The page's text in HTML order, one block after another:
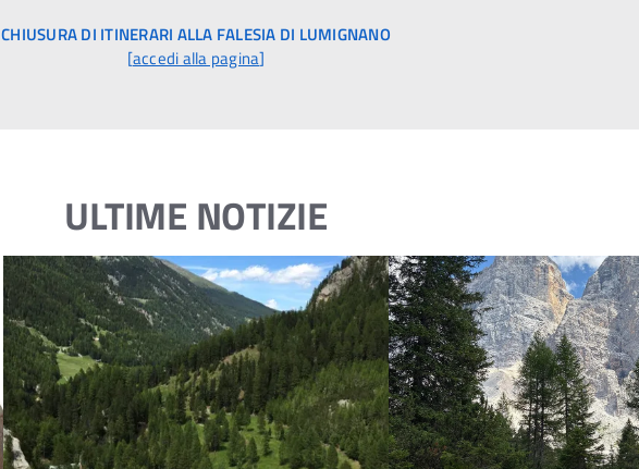
CHIUSURA DI ITINERARI ALLA FALESIA DI LUMIGNANO
[accedi alla pagina]
ULTIME NOTIZIE